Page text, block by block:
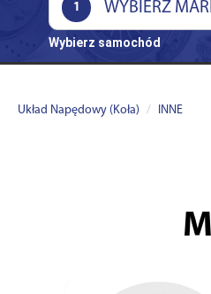
1
Wybierz samochód
Układ Napędowy (Koła) INNE